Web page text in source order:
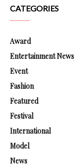
CATEGORIES
Award
Entertainment News
Event
Fashion
Featured
Festival
International
Model
News